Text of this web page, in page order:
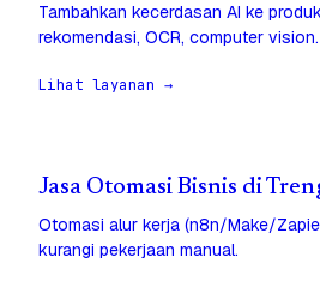
Tambahkan kecerdasan AI ke
rekomendasi, OCR, computer vision.
Lihat layanan →
Jasa Otomasi Bisnis di
Otomasi alur kerja (n8n/Make/
kurangi pekerjaan manual.